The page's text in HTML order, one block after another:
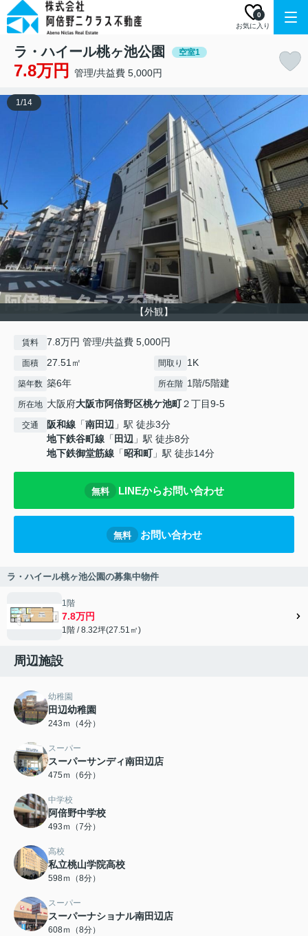
お気に入り
0
ラ・ハイール桃ヶ池公園 空室1
7.8万円 管理/共益費 5,000円
【外観】
1/14
賃料 7.8万円 管理/共益費 5,000円
面積 27.51㎡ 間取り 1K
築年数 築6年 所在階 1階/5階建
所在地 大阪府大阪市阿倍野区桃ケ池町２丁目9-5
交通 阪和線 「南田辺 」駅 徒歩3分
地下鉄谷町線 「 田辺 」駅 徒歩8分
地下鉄御堂筋線 「昭和町」駅 徒歩14分
無料 LINEからお問い合わせ
無料 お問い合わせ
ラ・ハイール桃ヶ池公園の募集中物件
1階
7.8万円
1階 / 8.32坪(27.51㎡)
周辺施設
幼稚園
田辺幼稚園
243ｍ（4分）
スーパー
スーパーサンディ南田辺店
475ｍ（6分）
中学校
阿倍野中学校
493ｍ（7分）
高校
私立桃山学院高校
598ｍ（8分）
スーパー
スーパーナショナル南田辺店
608ｍ（8分）